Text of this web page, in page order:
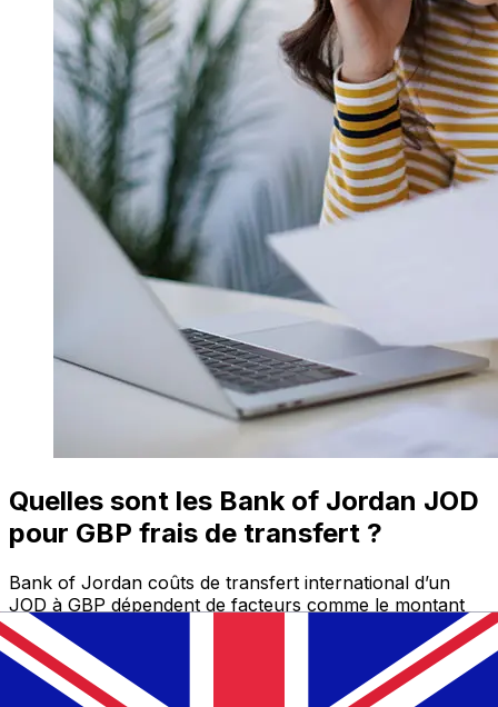
Quelles sont les Bank of Jordan JOD
pour GBP frais de transfert ?
Bank of Jordan coûts de transfert international d’un
JOD à GBP dépendent de facteurs comme le montant
du transfert. En général, les transferts plus importants
comportent des frais plus bas et de meilleurs taux de
change. Consultez le tableau comparatif pour comparer
Bank of Jordan frais avec Xe.